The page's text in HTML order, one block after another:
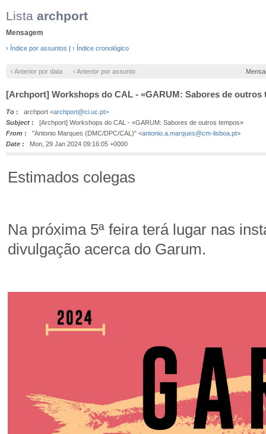
Lista archport
Mensagem
› Índice por assuntos | › Índice cronológico
‹ Anterior por data ‹ Anterior por assunto
[Archport] Workshops do CAL - «GARUM: Sabores de outros
To : archport <archport@ci.uc.pt>
Subject : [Archport] Workshops do CAL - «GARUM: Sabores de outros tempos»
From : "Antonio Marques (DMC/DPC/CAL)" <antonio.a.marques@cm-lisboa.pt>
Date : Mon, 29 Jan 2024 09:16:05 +0000
Estimados colegas
Na próxima 5ª feira terá lugar nas
divulgação acerca do Garum.